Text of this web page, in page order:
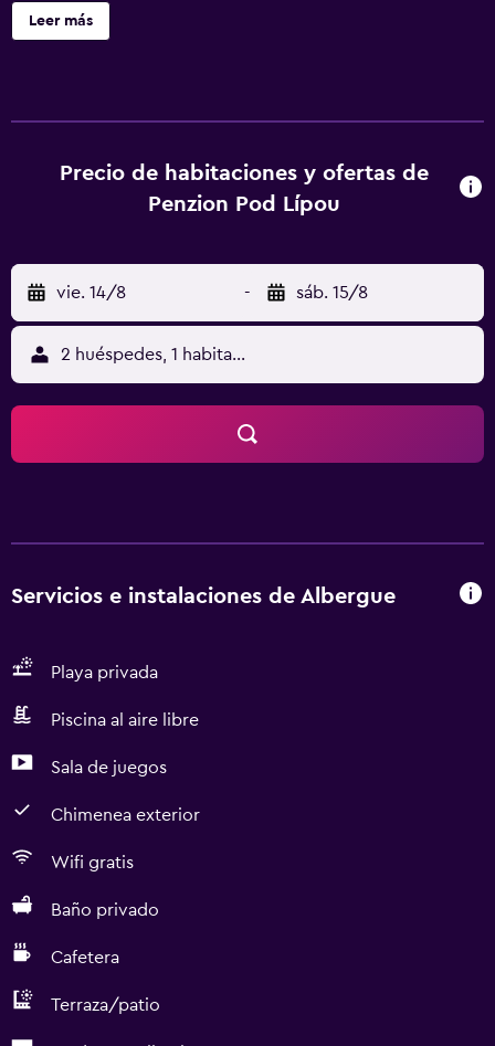
que tiene habitaciones familiares, también ofrece zona de
juegos infantil. El alojamiento ofrece salón de uso común y
piscina. Todas las habitaciones tienen armario. Se puede
jugar al ping-pong en Penzion Pod Lípou, y la zona es ideal
Kudowa Zdrój está a 47 km. El aeropuerto (Aeropuerto de
Pardubice) está a 60 km.
Leer más
Precio de habitaciones y ofertas de
Penzion Pod Lípou
vie. 14/8 - sáb. 15/8
2 huéspedes, 1 habitación
Servicios e instalaciones de Albergue
Playa privada
Piscina al aire libre
Sala de juegos
Chimenea exterior
Wifi gratis
Baño privado
Cafetera
Terraza/patio